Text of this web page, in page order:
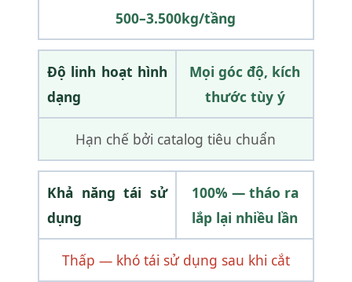
500–3.500kg/tầng
Độ linh hoạt hình
dạng
Mọi góc độ, kích
thước tùy ý
Hạn chế bởi catalog tiêu chuẩn
Khả năng tái sử
dụng
100% — tháo ra
lắp lại nhiều lần
Thấp — khó tái sử dụng sau khi cắt